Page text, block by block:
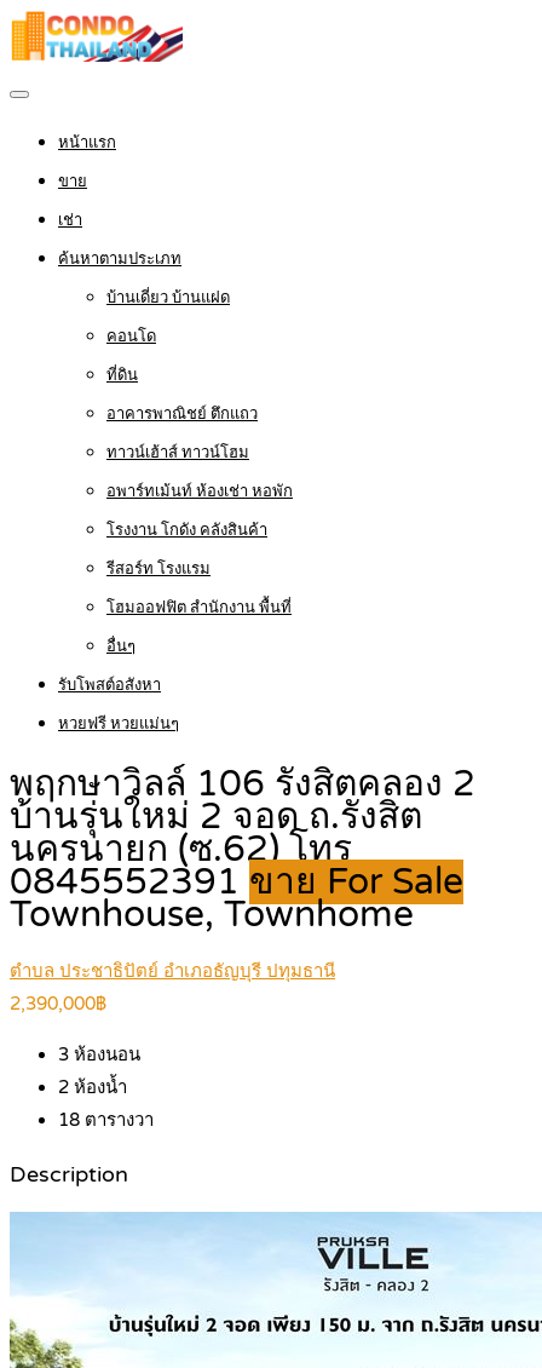
หน้าแรก
ขาย
เช่า
ค้นหาตามประเภท
บ้านเดี่ยว บ้านแฝด
คอนโด
ที่ดิน
อาคารพาณิชย์ ตึกแถว
ทาวน์เฮ้าส์ ทาวน์โฮม
อพาร์ทเม้นท์ ห้องเช่า หอพัก
โรงงาน โกดัง คลังสินค้า
รีสอร์ท โรงแรม
โฮมออฟฟิต สำนักงาน พื้นที่
อื่นๆ
รับโพสต์อสังหา
หวยฟรี หวยแม่นๆ
พฤกษาวิลล์ 106 รังสิตคลอง 2
บ้านรุ่นใหม่ 2 จอด ถ.รังสิต
นครนายก (ซ.62) โทร
0845552391 ขาย For Sale
Townhouse, Townhome
ตำบล ประชาธิปัตย์ อำเภอธัญบุรี ปทุมธานี
2,390,000฿
3 ห้องนอน
2 ห้องน้ำ
18 ตารางวา
Description